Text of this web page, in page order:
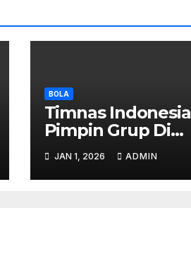
BOLA
Timnas Indonesia
Pimpin Grup Di
Kualifikasi – Fans
Gelar Konvoi 100k
Di Jakarta
JAN 1, 2026 ADMIN